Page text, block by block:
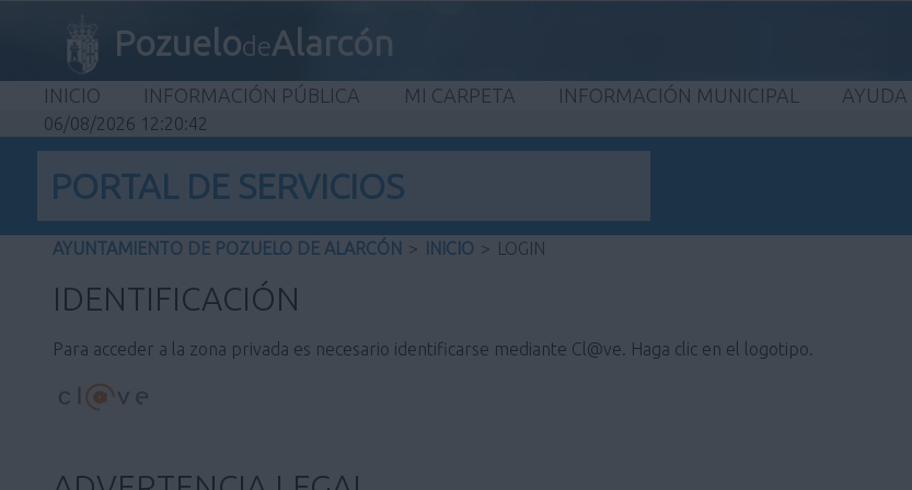
PozuelodeAlarcón
INICIO INFORMACIÓN PÚBLICA MI CARPETA INFORMACIÓN MUNICIPAL AYUDA
06/08/2026 12:20:42
PORTAL DE SERVICIOS
AYUNTAMIENTO DE POZUELO DE ALARCÓN > INICIO > LOGIN
IDENTIFICACIÓN
Para acceder a la zona privada es necesario identificarse mediante Cl@ve. Haga clic en el logotipo.